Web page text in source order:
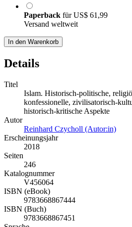
Paperback fürUS$ 61,99
Versand weltweit
In den Warenkorb
Details
Titel
Islam. Historisch-politische,
konfessionelle, zivilisatorisch-
historisch-kritische Aspekte
Autor
Reinhard Czycholl (Autor:in)
Erscheinungsjahr
2018
Seiten
246
Katalognummer
V456064
ISBN (eBook)
9783668867444
ISBN (Buch)
9783668867451